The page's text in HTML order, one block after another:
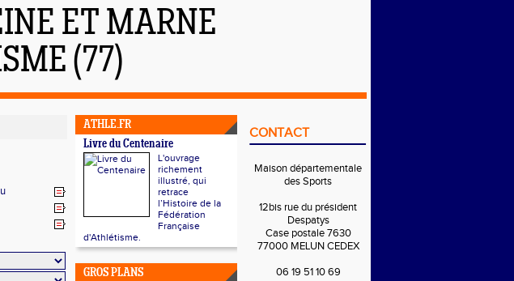
ET MARNE
(77)
ATHLE.FR
Livre du Centenaire
L'ouvrage
richement
illustré, qui
retrace
l’Histoire de la
Fédération
Française
d'Athlétisme.
GROS PLANS
CONTACT
Maison départementale
des Sports
12bis rue du président
Despatys
Case postale 7630
77000 MELUN CEDEX
06 19 51 10 69